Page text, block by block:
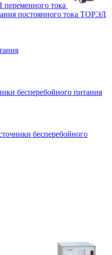
тока
постоянного тока ТОРЭЛ
бесперебойного питания
бесперебойного